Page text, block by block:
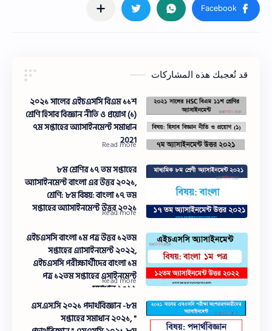
قد تُعجبك هذه المشاركات
২০২১ সালের এইচএসসি বিএম ১১শ
শ্রেণি হিসাব বিজ্ঞান নীতি ও প্রয়োগ (১)
৭ম সপ্তাহের অ্যাসাইনমেন্ট সমাধান
2021
৮ম শ্রেণির ১৭ তম সপ্তাহের
অ্যাসাইনমেন্ট বাংলা এর উত্তর ২০২১,
শ্রেণি: ৮ম বিষয়: বাংলা ১৭ তম
সপ্তাহের অ্যাসাইনমেন্ট উত্তর ২০২১
এইচএসসি বাংলা ১ম পত্র উত্তর ১২তম
সপ্তাহের এ্যাসাইনমেন্ট ২০২২,
এইচএসসি পরীক্ষার্থীদের বাংলা ১ম
পত্র ১২তম সপ্তাহের এসাইনমেন্ট
সমাধান ২০২২
এস.এস.সি ২০২১ পদার্থবিজ্ঞান -৮ম
সপ্তাহের সমাধান ২০২১, "